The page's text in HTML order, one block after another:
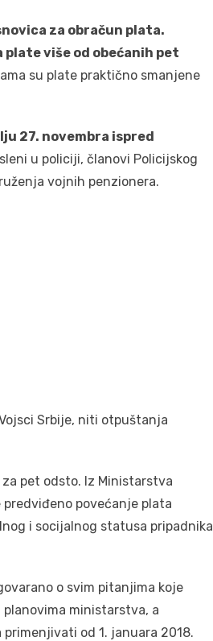
za obračun plata.
plate više od obećanih pet
su plate praktično smanjene
27. novembra ispred
u policiji, članovi Policijskog
vojnih penzionera.
Srbije, niti otpuštanja
pet odsto. Iz Ministarstva
povećanje plata
i socijalnog statusa pripadnika
o svim pitanjima koje
ministarstva, a
od 1. januara 2018.